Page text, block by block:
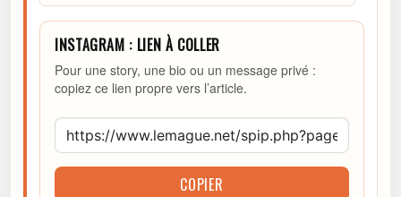
INSTAGRAM : LIEN À COLLER
Pour une story, une bio ou un message privé :
copiez ce lien propre vers l’article.
COPIER